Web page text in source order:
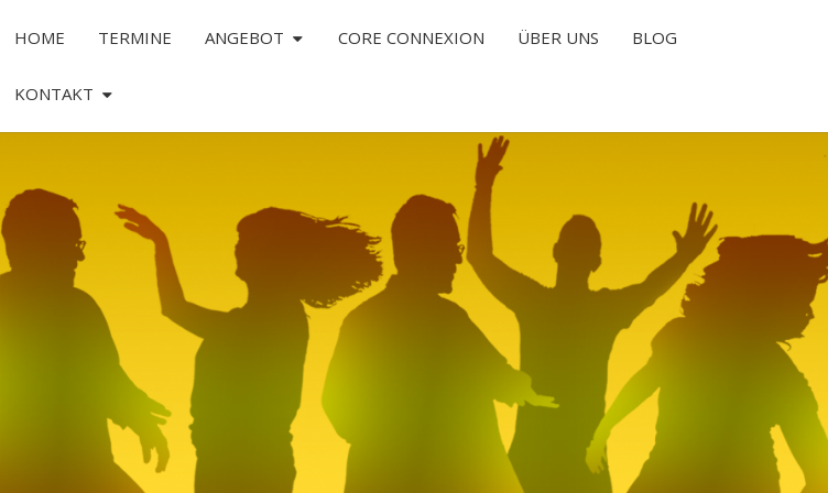
HOME TERMINE ANGEBOT CORE CONNEXION ÜBER UNS BLOG
KONTAKT
TANZT
DAS